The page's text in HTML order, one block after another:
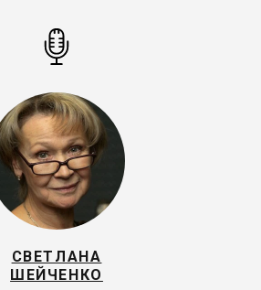
СВЕТЛАНА
ШЕЙЧЕНКО